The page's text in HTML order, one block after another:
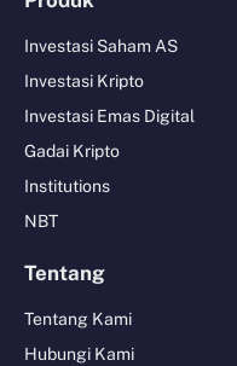
Investasi Saham AS
Investasi Kripto
Investasi Emas Digital
Gadai Kripto
Institutions
NBT
Tentang
Tentang Kami
Hubungi Kami